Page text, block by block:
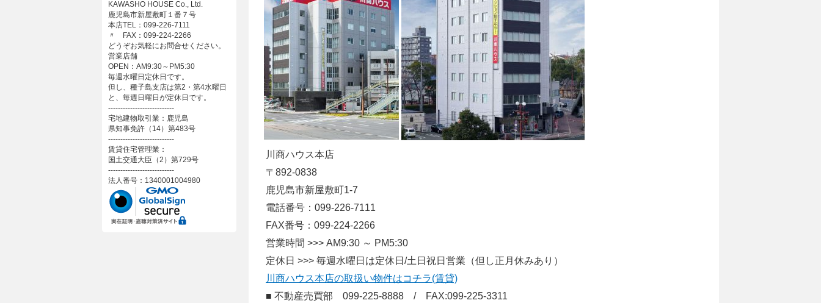
川商ハウス本店
〒892-0838
鹿児島市新屋敷町1-7
電話番号： 099-226-7111
FAX番号： 099-224-2266
営業時間 >>> AM9:30 ～ PM5:30
定休日 >>> 毎週水曜日は定休日/土日祝日営業（但し正月休みあり）
川商ハウス本店の取扱い物件はコチラ(賃貸)
■ 不動産売買部 099-225-8888 / FAX:099-225-3311
KAWASHO HOUSE Co., Ltd.
鹿児島市新屋敷町１番７号
本店TEL：099-226-7111
〃 FAX：099-224-2266
どうぞお気軽にお問合せください。
営業店舗
OPEN：AM9:30～PM5:30
毎週水曜日定休日です。
但し、種子島支店は第2・第4水曜日
と、毎週日曜日が定休日です。
---------------------------
宅地建物取引業：鹿児島
県知事免許（14）第483号
---------------------------
賃貸住宅管理業：
国土交通大臣（2）第729号
---------------------------
法人番号：1340001004980